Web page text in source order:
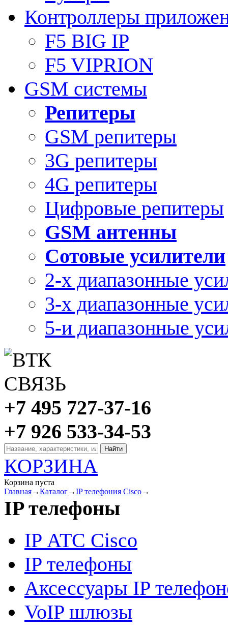
Контроллеры
F5 BIG IP
F5 VIPRION
GSM системы
Репитеры
GSM репитеры
3G репитеры
4G репитеры
Цифровые репитеры
GSM антенны
Сотовые усилители
2-х диапазонные
3-х диапазонные
5-и диапазонные
+7 495 727-37-16
+7 926 533-34-53
КОРЗИНА
Корзина пуста
Главная→Каталог→IP телефония Cisco→
IP телефоны
IP АТС Cisco
IP телефоны
Аксессуары IP
VoIP шлюзы